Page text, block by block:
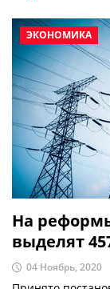
ЭКОНОМИКА
На
выделят
04 Ноябрь, 2020